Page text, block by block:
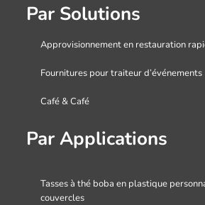
Par Solutions
Approvisionnement en restauration
Fournitures pour traiteur d’événements
Café & Café
Par Applications
Tasses à thé boba en plastique
couvercles